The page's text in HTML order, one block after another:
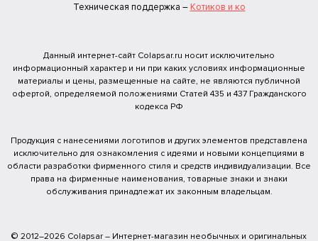
Техническая поддержка – Котиков и ко
Данный интернет-сайт Colapsar.ru носит исключительно
информационный характер и ни при каких условиях информационные
материалы и цены, размещенные на сайте, не являются публичной
офертой, определяемой положениями Статей 435 и 437 Гражданского
кодекса РФ
Продукция с нанесениями логотипов и других элементов представлена
исключительно для ознакомления с идеями и новыми концепциями в
области разработки фирменного стиля и средств индивидуализации. Все
права на фирменные наименования, товарные знаки и знаки
обслуживания принадлежат их законным владельцам.
© 2012–2026 Colapsar – Интернет-магазин необычных и оригинальных